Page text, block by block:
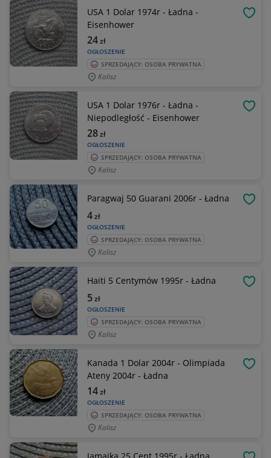
USA 1 Dolar 1974r - Ładna -
Eisenhower
OGŁOSZENIE
24zł
SPRZEDAJĄCY: OSOBA PRYWATNA
Kalisz
USA 1 Dolar 1976r - Ładna -
Niepodległość - Eisenhower
OGŁOSZENIE
28zł
SPRZEDAJĄCY: OSOBA PRYWATNA
Kalisz
Paragwaj 50 Guarani 2006r - Ładna
OGŁOSZENIE
4zł
SPRZEDAJĄCY: OSOBA PRYWATNA
Kalisz
Haiti 5 Centymów 1995r - Ładna
OGŁOSZENIE
5zł
SPRZEDAJĄCY: OSOBA PRYWATNA
Kalisz
Kanada 1 Dolar 2004r - Olimpiada
Ateny 2004r - Ładna
OGŁOSZENIE
14zł
SPRZEDAJĄCY: OSOBA PRYWATNA
Kalisz